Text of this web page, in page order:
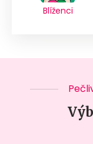
Blíženci